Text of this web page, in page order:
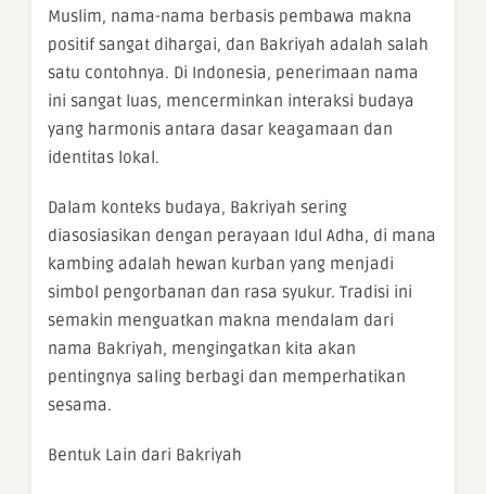
Muslim, nama-nama berbasis pembawa makna
positif sangat dihargai, dan Bakriyah adalah salah
satu contohnya. Di Indonesia, penerimaan nama
ini sangat luas, mencerminkan interaksi budaya
yang harmonis antara dasar keagamaan dan
identitas lokal.
Dalam konteks budaya, Bakriyah sering
diasosiasikan dengan perayaan Idul Adha, di mana
kambing adalah hewan kurban yang menjadi
simbol pengorbanan dan rasa syukur. Tradisi ini
semakin menguatkan makna mendalam dari
nama Bakriyah, mengingatkan kita akan
pentingnya saling berbagi dan memperhatikan
sesama.
Bentuk Lain dari Bakriyah